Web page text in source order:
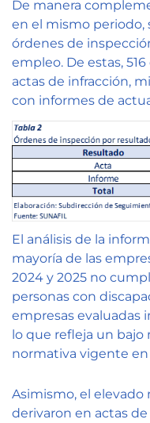
De manera
en el mismo periodo,
órdenes de
empleo. De estas,
actas de infracción,
con informes de
El análisis de la
mayoría de las
2024 y 2025 no
personas con
empresas
lo que refleja un bajo
normativa vigente
Asimismo, el
derivaron en actas